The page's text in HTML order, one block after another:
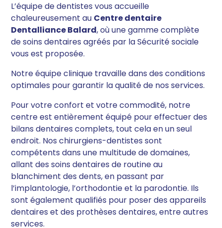
L’équipe de dentistes vous accueille
chaleureusement au Centre dentaire
Dentalliance Balard, où une gamme complète
de soins dentaires agréés par la Sécurité sociale
vous est proposée.
Notre équipe clinique travaille dans des conditions
optimales pour garantir la qualité de nos services.
Pour votre confort et votre commodité, notre
centre est entièrement équipé pour effectuer des
bilans dentaires complets, tout cela en un seul
endroit. Nos chirurgiens-dentistes sont
compétents dans une multitude de domaines,
allant des soins dentaires de routine au
blanchiment des dents, en passant par
l’implantologie, l’orthodontie et la parodontie. Ils
sont également qualifiés pour poser des appareils
dentaires et des prothèses dentaires, entre autres
services.